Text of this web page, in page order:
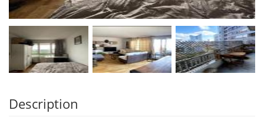
Description